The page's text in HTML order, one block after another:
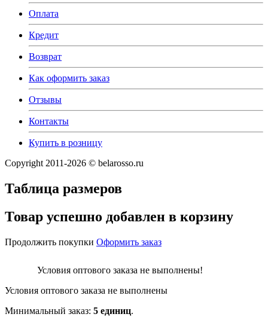
Оплата
Кредит
Возврат
Как оформить заказ
Отзывы
Контакты
Купить в розницу
Copyright 2011-2026 © belarosso.ru
Таблица размеров
Товар успешно добавлен в корзину
Продолжить покупки Оформить заказ
Условия оптового заказа не выполнены!
Условия оптового заказа не выполнены
Минимальный заказ: 5 единиц.